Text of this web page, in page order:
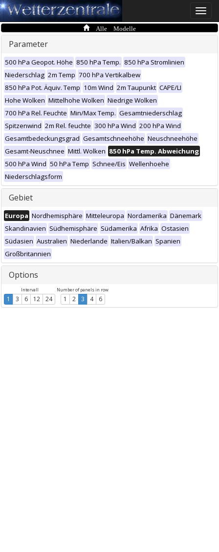
Toggle
Alle Modelle
Parameter
500 hPa Geopot. Höhe 850 hPa Temp. 850 hPa Stromlinien
Niederschlag 2m Temp 700 hPa Vertikalbew
850 hPa Pot. Äquiv. Temp 10m Wind 2m Taupunkt CAPE/LI
Hohe Wolken Mittelhohe Wolken Niedrige Wolken
700 hPa Rel. Feuchte Min/Max Temp. Gesamtniederschlag
Spitzenwind 2m Rel. feuchte 300 hPa Wind 200 hPa Wind
Gesamtbedeckungsgrad Gesamtschneehöhe Neuschneehöhe
Gesamt-Neuschnee Mittl. Wolken 850 hPa Temp. Abweichung
500 hPa Wind 50 hPa Temp Schnee/Eis Wellenhoehe
Niederschlagsform
Gebiet
Europa Nordhemisphäre Mitteleuropa Nordamerika Dänemark
Skandinavien Südhemisphäre Südamerika Afrika Ostasien
Südasien Australien Niederlande Italien/Balkan Spanien
Großbritannien
Options
Intervall
1 3 6 12 24
Number of panels in row
1 2 3 4 6